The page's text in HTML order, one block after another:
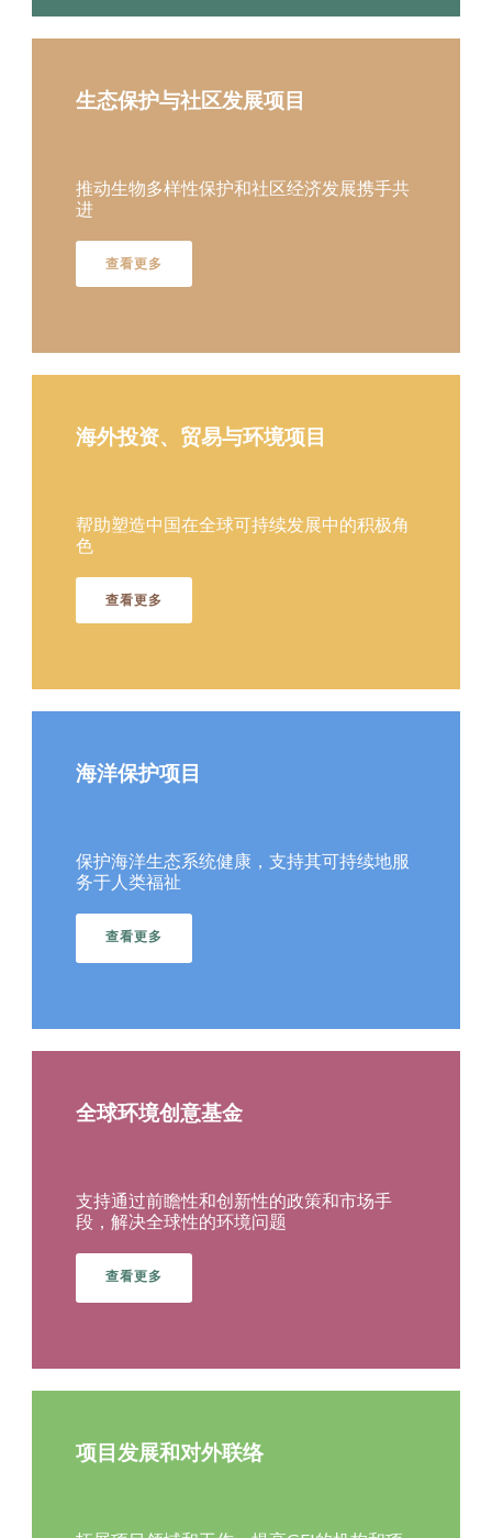
生态保护与社区发展项目
推动生物多样性保护和社区经济发展携手共
进
查看更多
海外投资、贸易与环境项目
帮助塑造中国在全球可持续发展中的积极角
色
查看更多
海洋保护项目
保护海洋生态系统健康，支持其可持续地服
务于人类福祉
查看更多
全球环境创意基金
支持通过前瞻性和创新性的政策和市场手
段，解决全球性的环境问题
查看更多
项目发展和对外联络